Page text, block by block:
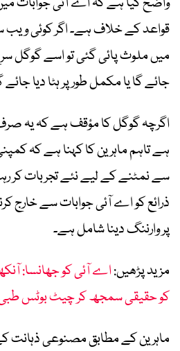
قواعد کے خلاف ہے۔ اگر کوئی
میں ملوث پائی گئی تو اسے گوگل
جائے گا یا مکمل طور پر ہٹا دیا جائے
اگرچہ گوگل کا مؤقف ہے کہ یہ
ہے تاہم ماہرین کا کہنا ہے کہ
سے نمٹنے کے لیے نئے تجربات
ذرائع کو اے آئی جوابات سے خارج
پر وارننگ دینا شامل ہے۔
مزید پڑھیں:اے آئی کو جھانسا:
کو حقیقی سمجھ کر چیٹ بوٹس
ماہرین کے مطابق مصنوعی ذہانت